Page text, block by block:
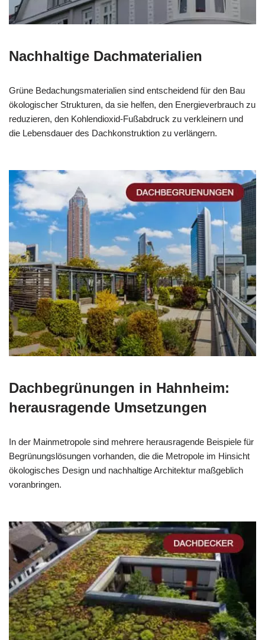
Nachhaltige Dachmaterialien
Grüne Bedachungsmaterialien sind entscheidend für den Bau
ökologischer Strukturen, da sie helfen, den Energieverbrauch zu
reduzieren, den Kohlendioxid-Fußabdruck zu verkleinern und
die Lebensdauer des Dachkonstruktion zu verlängern.
Dachbegrünungen in Hahnheim:
herausragende Umsetzungen
In der Mainmetropole sind mehrere herausragende Beispiele für
Begrünungslösungen vorhanden, die die Metropole im Hinsicht
ökologisches Design und nachhaltige Architektur maßgeblich
voranbringen.